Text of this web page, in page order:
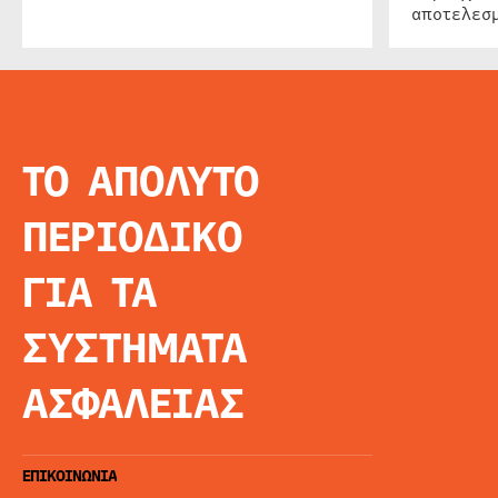
ΤΟ ΑΠΟΛΥΤΟ
ΠΕΡΙΟΔΙΚΟ
ΓΙΑ ΤΑ
ΣΥΣΤΗΜΑΤΑ
ΑΣΦΑΛΕΙΑΣ
ΕΠΙΚΟΙΝΩΝΙΑ